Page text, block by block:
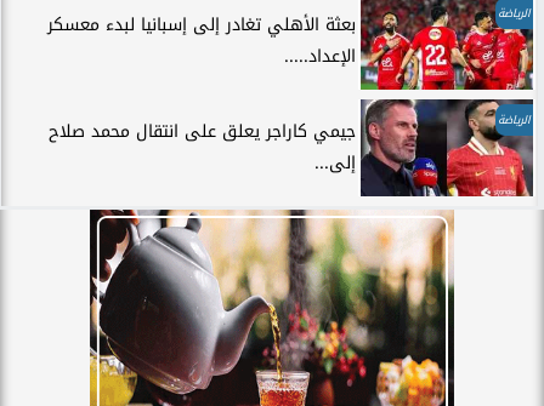
الرياضة
بعثة الأهلي تغادر إلى إسبانيا لبدء معسكر
الإعداد.....
الرياضة
جيمي كاراجر يعلق على انتقال محمد صلاح
إلى...